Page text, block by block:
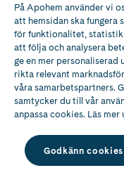
Apotek med tillstånd
av Läkemedelsverket
På Apohem använder vi
att hemsidan ska fungera
för funktionalitet, statistik
att följa och analysera
ge en mer personaliserad
rikta relevant
våra samarbetspartners.
samtycker du till vår
anpassa cookies. Läs mer
Godkänn cookies